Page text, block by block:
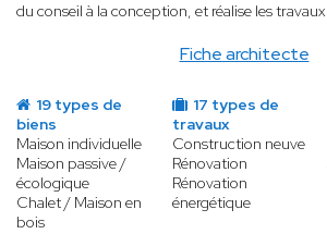
Fiche architecte
du conseil à la conception, et réalise les
19 types de
biens
Maison individuelle
Maison passive /
écologique
Chalet / Maison en
bois
17 types de
travaux
Construction neuve
Rénovation
Rénovation
énergétique